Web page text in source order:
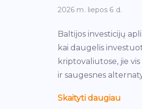
2026 m. liepos 6 d.
Baltijos investicijų
kai daugelis
kriptovaliutose, jie
ir saugesnes
Skaityti daugiau